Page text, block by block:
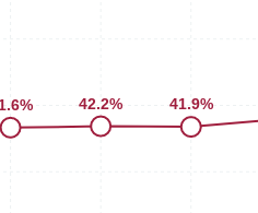
% 42.2% 41.9%